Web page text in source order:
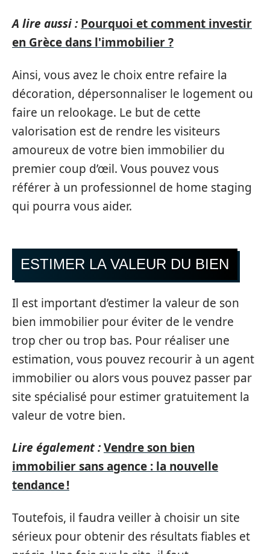
A lire aussi : Pourquoi et comment investir
en Grèce dans l'immobilier ?
Ainsi, vous avez le choix entre refaire la
décoration, dépersonnaliser le logement ou
faire un relookage. Le but de cette
valorisation est de rendre les visiteurs
amoureux de votre bien immobilier du
premier coup d’œil. Vous pouvez vous
référer à un professionnel de home staging
qui pourra vous aider.
ESTIMER LA VALEUR DU BIEN
Il est important d’estimer la valeur de son
bien immobilier pour éviter de le vendre
trop cher ou trop bas. Pour réaliser une
estimation, vous pouvez recourir à un agent
immobilier ou alors vous pouvez passer par
site spécialisé pour estimer gratuitement la
valeur de votre bien.
Lire également :Vendre son bien
immobilier sans agence : la nouvelle
tendance !
Toutefois, il faudra veiller à choisir un site
sérieux pour obtenir des résultats fiables et